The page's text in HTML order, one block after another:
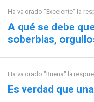
Ha valorado "Excelente" la
A qué se debe
soberbias,
Ha valorado "Buena" la
Es verdad que